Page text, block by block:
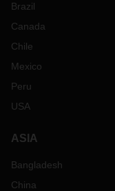
Brazil
Canada
Chile
Mexico
Peru
USA
ASIA
Bangladesh
China